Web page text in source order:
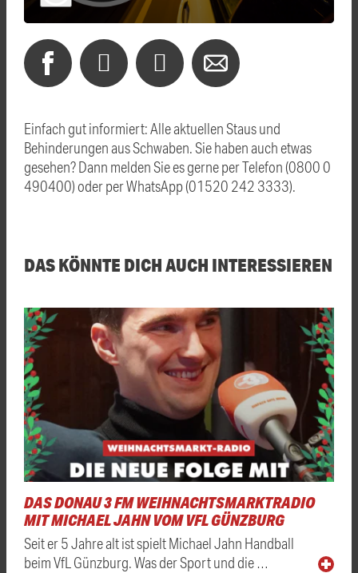
Einfach gut informiert: Alle aktuellen Staus und
Behinderungen aus Schwaben. Sie haben auch etwas
gesehen? Dann melden Sie es gerne per Telefon (0800 0
490400) oder per WhatsApp (01520 242 3333).
DAS KÖNNTE DICH AUCH INTERESSIEREN
DAS DONAU 3 FM WEIHNACHTSMARKTRADIO
MIT MICHAEL JAHN VOM VFL GÜNZBURG
Seit er 5 Jahre alt ist spielt Michael Jahn Handball
beim VfL Günzburg. Was der Sport und die …